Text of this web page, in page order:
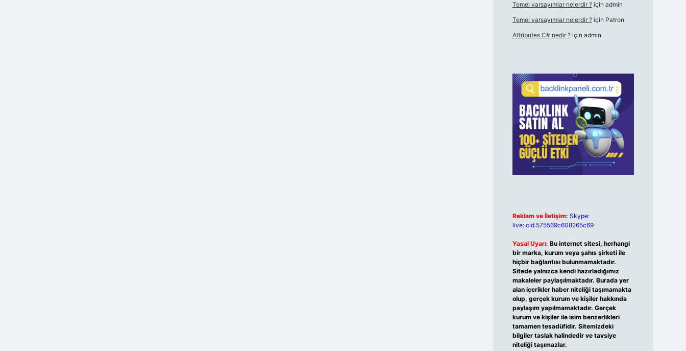
Temel varsayımlar nelerdir ?için admin
Temel varsayımlar nelerdir ?için Patron
Attributes C# nedir ?için admin
Reklam ve İletişim: Skype:
live:.cid.575569c608265c69
Yasal Uyarı: Bu internet sitesi, herhangi
bir marka, kurum veya şahıs şirketi ile
hiçbir bağlantısı bulunmamaktadır.
Sitede yalnızca kendi hazırladığımız
makaleler paylaşılmaktadır. Burada yer
alan içerikler haber niteliği taşımamakta
olup, gerçek kurum ve kişiler hakkında
paylaşım yapılmamaktadır. Gerçek
kurum ve kişiler ile isim benzerlikleri
tamamen tesadüfidir. Sitemizdeki
bilgiler taslak halindedir ve tavsiye
niteliği taşımazlar.